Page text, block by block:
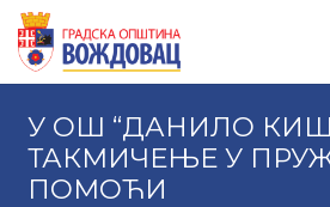
У ОШ “ДАНИЛО
ТАКМИЧЕЊЕ У
ПОМОЋИ